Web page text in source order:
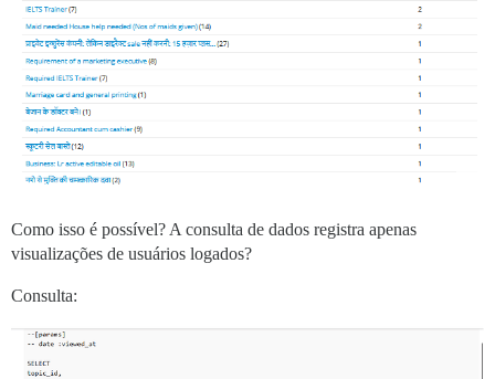
Como isso é possível? A consulta de dados registra apenas
visualizações de usuários logados?
Consulta: